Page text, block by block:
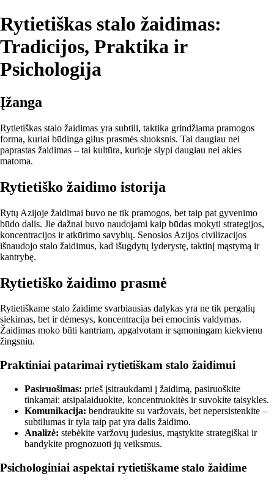
Rytietiškas stalo žaidimas:
Tradicijos, Praktika ir
Psichologija
Įžanga
Rytietiškas stalo žaidimas yra subtili, taktika grindžiama pramogos
forma, kuriai būdinga gilus prasmės sluoksnis. Tai daugiau nei
paprastas žaidimas – tai kultūra, kurioje slypi daugiau nei akies
matoma.
Rytietiško žaidimo istorija
Rytų Azijoje žaidimai buvo ne tik pramogos, bet taip pat gyvenimo
būdo dalis. Jie dažnai buvo naudojami kaip būdas mokyti strategijos,
koncentracijos ir atkūrimo savybių. Senosios Azijos civilizacijos
išnaudojo stalo žaidimus, kad išugdytų lyderystę, taktinį mąstymą ir
kantrybę.
Rytietiško žaidimo prasmė
Rytietiškame stalo žaidime svarbiausias dalykas yra ne tik pergalių
siekimas, bet ir dėmesys, koncentracija bei emocinis valdymas.
Žaidimas moko būti kantriam, apgalvotam ir sąmoningam kiekvienu
žingsniu.
Praktiniai patarimai rytietiškam stalo žaidimui
Pasiruošimas: prieš įsitraukdami į žaidimą, pasiruoškite
tinkamai: atsipalaiduokite, koncentruokitės ir suvokite taisykles.
Komunikacija: bendraukite su varžovais, bet nepersistenkite –
subtilumas ir tyla taip pat yra dalis žaidimo.
Analizė: stebėkite varžovų judesius, mąstykite strategiškai ir
bandykite prognozuoti jų veiksmus.
Psichologiniai aspektai rytietiškame stalo žaidime